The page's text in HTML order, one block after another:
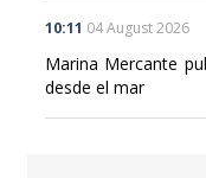
10:11 04 August 2026
Marina Mercante
desde el mar